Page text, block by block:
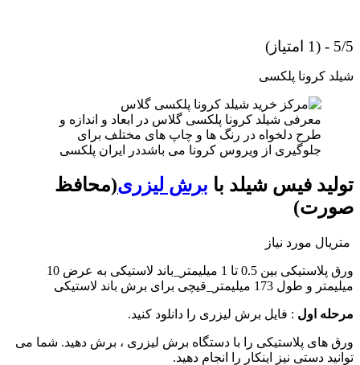
5/5 - (1 امتیاز)
شیلد کرونا پلکسی
معرفی شیلد کرونا پلکسی گلاس در ابعاد و اندازه و
طرح دلخواه در رنگ ها و چاپ های مختلف برای
جلوگیری از ویروس کرونا می باشددر ایران پلکسی
تولید فیس شیلد با برش لیزری(محافظ
صورت)
متریال مورد نیاز
ورق پلاستیکی بین 0.5 تا 1 میلیمتر_باند لاستیکی به عرض 10
میلیمتر و طول 173 میلیمتر_قیچی برای برش باند لاستیکی
مرحله اول : فایل برش لیزری را دانلود کنید.
ورق های پلاستیکی را با دستگاه برش لیزری ، برش دهید. شما می
توانید دستی نیز اینکار را انجام دهید.